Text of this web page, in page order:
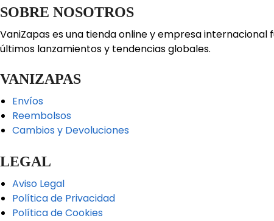
SOBRE NOSOTROS
VaniZapas es una tienda online y empresa
últimos lanzamientos y tendencias globales.
VANIZAPAS
Envíos
Reembolsos
Cambios y Devoluciones
LEGAL
Aviso Legal
Política de Privacidad
Política de Cookies